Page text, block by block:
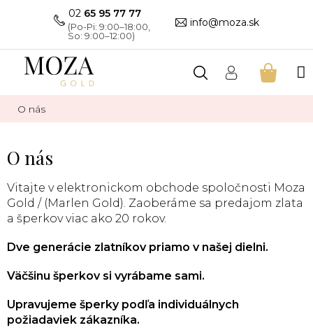
02 65 95 77 77
info@moza.sk
O nás
O nás
Vitajte v elektronickom obchode spoločnosti Moza
Gold / (Marlen Gold). Zaoberáme sa predajom zlata
a šperkov viac ako 20 rokov.
Dve generácie zlatníkov priamo v našej dielni.
Väčšinu šperkov si vyrábame sami.
Upravujeme šperky podľa individuálnych
požiadaviek zákazníka.